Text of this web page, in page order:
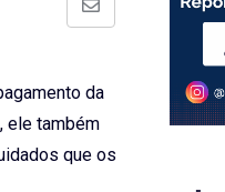
Share
Email
da
ele também
que os